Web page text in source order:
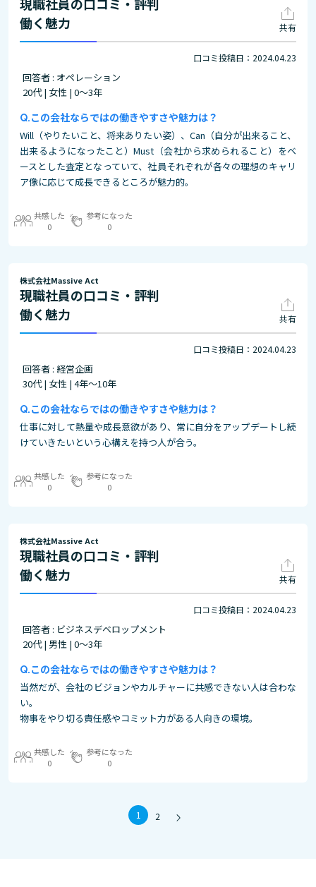
働く魅力
共有
口コミ投稿日：2024.04.23
回答者 : オペレーション
20代 | 女性 | 0～3年
この会社ならではの働きやすさや魅力は？
Will（やりたいこと、将来ありたい姿）、Can（自分が出来ること、
出来るようになったこと）Must（会社から求められること）をベ
ースとした査定となっていて、社員それぞれが各々の理想のキャリ
ア像に応じて成長できるところが魅力的。
共感した
0
参考になった
0
株式会社Massive Act
現職社員の口コミ・評判
働く魅力
共有
口コミ投稿日：2024.04.23
回答者 : 経営企画
30代 | 女性 | 4年～10年
この会社ならではの働きやすさや魅力は？
仕事に対して熱量や成長意欲があり、常に自分をアップデートし続
けていきたいという心構えを持つ人が合う。
共感した
0
参考になった
0
株式会社Massive Act
現職社員の口コミ・評判
働く魅力
共有
口コミ投稿日：2024.04.23
回答者 : ビジネスデベロップメント
20代 | 男性 | 0～3年
この会社ならではの働きやすさや魅力は？
当然だが、会社のビジョンやカルチャーに共感できない人は合わな
い。
物事をやり切る責任感やコミット力がある人向きの環境。
共感した
0
参考になった
0
1 2